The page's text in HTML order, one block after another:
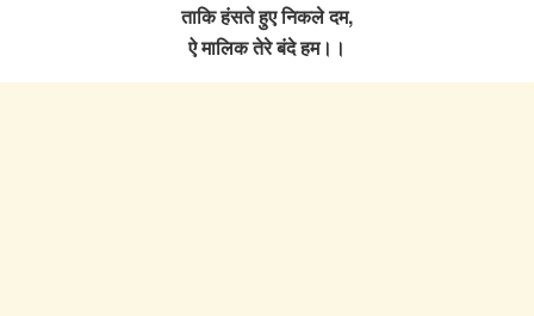
ताकि हंसते हुए निकले दम,
ऐ मालिक तेरे बंदे हम।।